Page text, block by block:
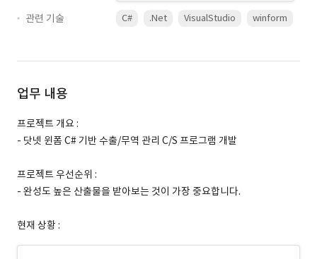
관련 기술
C# .Net VisualStudio winform
업무 내용
프로젝트 개요 :
- 닷넷 윈폼 C# 기반 수출/무역 관리 C/S 프로그램 개발
프로젝트 우선순위 :
- 완성도 높은 산출물을 받아보는 것이 가장 중요합니다.
현재 상황 :